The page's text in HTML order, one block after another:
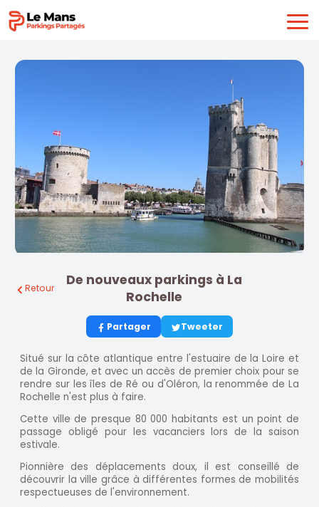
Retour
De nouveaux parkings à La
Rochelle
Partager Tweeter
Situé sur la côte atlantique entre l'estuaire de la Loire et
de la Gironde, et avec un accès de premier choix pour se
rendre sur les îles de Ré ou d'Oléron, la renommée de La
Rochelle n'est plus à faire.
Cette ville de presque 80 000 habitants est un point de
passage obligé pour les vacanciers lors de la saison
estivale.
Pionnière des déplacements doux, il est conseillé de
découvrir la ville grâce à différentes formes de mobilités
respectueuses de l'environnement.